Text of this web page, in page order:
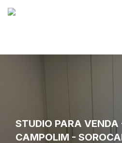
STUDIO PARA
CAMPOLIM -